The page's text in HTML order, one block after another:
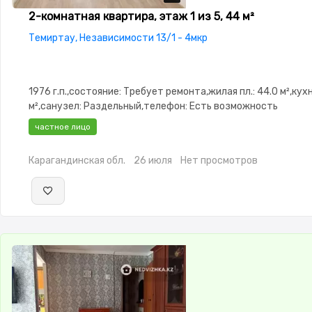
2-комнатная квартира, этаж 1 из 5, 44 м²
Темиртау, Независимости 13/1 - 4мкр
1976 г.п.,состояние: Требует ремонта,жилая пл.: 44.0
м²,санузел: Раздельный,телефон: Есть возможность
подключения,интернет: Оптика,Частично
меблирована,паркинг: Рядом охраняемая стоянка,Решетки
сантехника,Кладовка,Счётчики,Тихий двор,Удобно под
частное лицо
Карагандинская обл. 26 июля Нет просмотров